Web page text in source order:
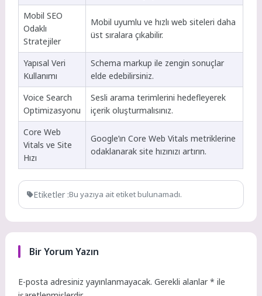
Mobil SEO
Odaklı
Stratejiler
Mobil uyumlu ve hızlı web siteleri daha
üst sıralara çıkabilir.
Yapısal Veri
Kullanımı
Schema markup ile zengin sonuçlar
elde edebilirsiniz.
Voice Search
Optimizasyonu
Sesli arama terimlerini hedefleyerek
içerik oluşturmalısınız.
Core Web
Vitals ve Site
Hızı
Google’ın Core Web Vitals metriklerine
odaklanarak site hızınızı artırın.
Etiketler :Bu yazıya ait etiket bulunamadı.
Bir Yorum Yazın
E-posta adresiniz yayınlanmayacak. Gerekli alanlar* ile